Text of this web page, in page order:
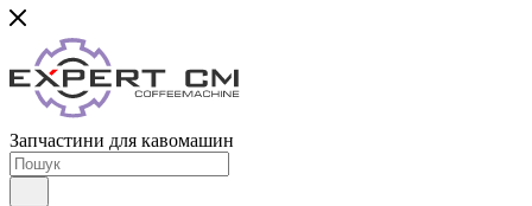
Запчастини для кавомашин